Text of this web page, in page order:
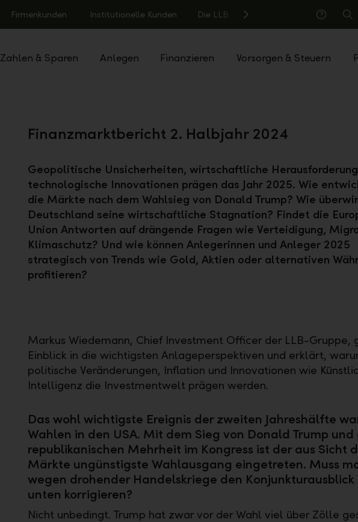
Firmenkunden Institutionelle Kunden Die LLB
Hilfe
Zahlen & Sparen Anlegen Finanzieren Vorsorgen & Steuern
Finanzmarktbericht 2. Halbjahr 2024
Geopolitische Unsicherheiten, wirtschaftliche
technologische Innovationen prägen das Jahr 2025. Wie
die Märkte nach dem Wahlsieg von Donald Trump? Wie
Deutschland seine wirtschaftliche Stagnation? Findet die
Union Antworten auf drängende Fragen wie Verteidigung,
Klimaschutz? Und wie können Anlegerinnen und Anleger 2025
strategisch von Trends wie Gold, Aktien oder alternativen
profitieren?
Markus Wiedemann, Chief Investment Officer der LLB-Gruppe,
Einblick in die wichtigsten Anlageperspektiven und erklärt,
politische Veränderungen, Inflation und Innovationen wie
Intelligenz die Investmentwelt prägen werden.
Das wohl wichtigste Ereignis der zweiten Jahreshälfte
Wahlen in den USA. Mit dem Sieg von Donald Trump und
republikanischen Mehrheit im Kongress ist der aus Sicht
Märkte ungünstigste Wahlausgang eingetreten. Muss
wegen drohender Handelskriege den Konjunkturausblick
unten korrigieren?
Nicht unbedingt. Trump hat zwar vor der Wahl viel über Zölle